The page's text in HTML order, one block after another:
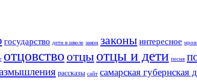
государство дети в школе закон законы интересное
отцовство отцыотцы и дети песня
рассказы сайт самарская губернская